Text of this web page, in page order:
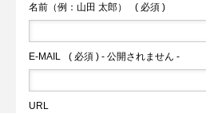
名前（例：山田 太郎） ( 必須 )
E-MAIL ( 必須 ) - 公開されません -
URL